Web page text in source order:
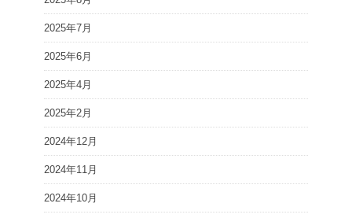
2025年7月
2025年6月
2025年4月
2025年2月
2024年12月
2024年11月
2024年10月